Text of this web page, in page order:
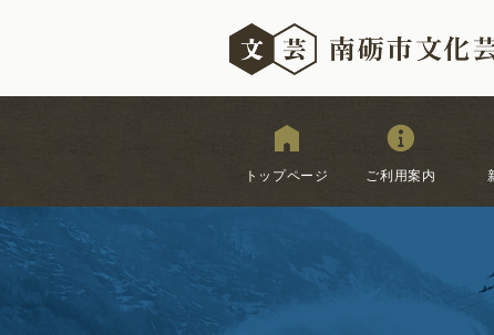
トップページ ご利用案内